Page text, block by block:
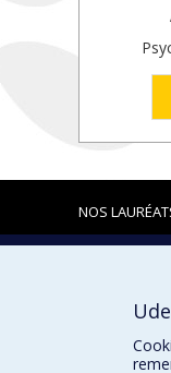
NOS